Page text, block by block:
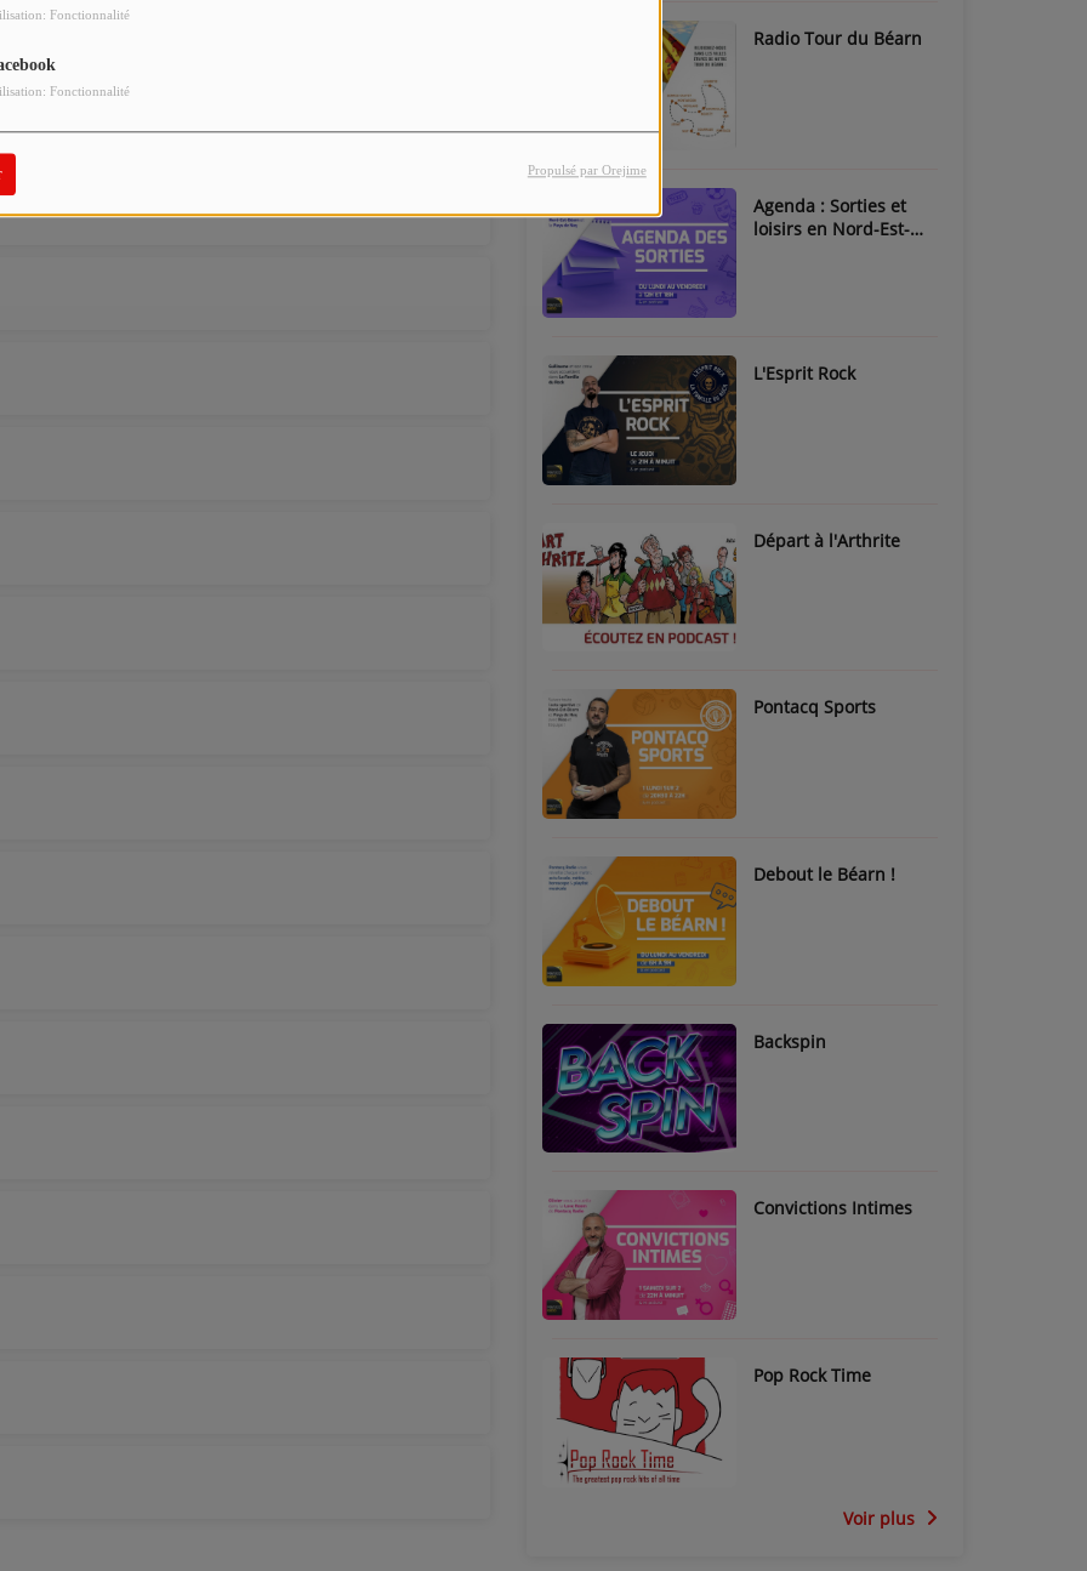
Fonctionnalité
Fonctionnalité
Propulsé par Orejime
2018 Radio Tour du Béarn
Agenda : Sorties et
loisirs en Nord-Est-
L'Esprit Rock
Départ à l'Arthrite
Pontacq Sports
Debout le Béarn !
Backspin
Convictions Intimes
Pop Rock Time
Voir plus